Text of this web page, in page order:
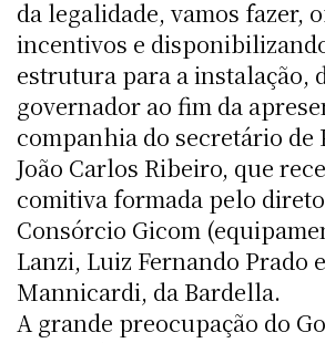
da legalidade, vamos fazer,
incentivos e
estrutura para a instalação,
governador ao fim da
companhia do secretário de
João Carlos Ribeiro, que
comitiva formada pelo
Consórcio Gicom
Lanzi, Luiz Fernando Prado
Mannicardi, da Bardella.
A grande preocupação do